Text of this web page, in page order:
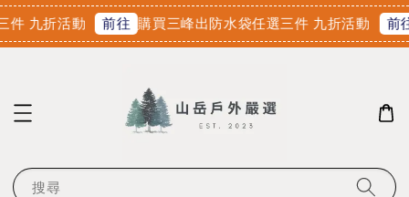
九折活動 前往 購買三峰出防水袋任選三件 九折活動 前往
搜尋